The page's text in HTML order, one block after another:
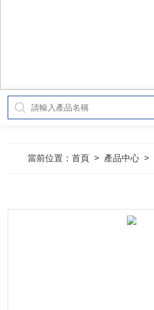
當前位置：首頁 > 產品中心 >